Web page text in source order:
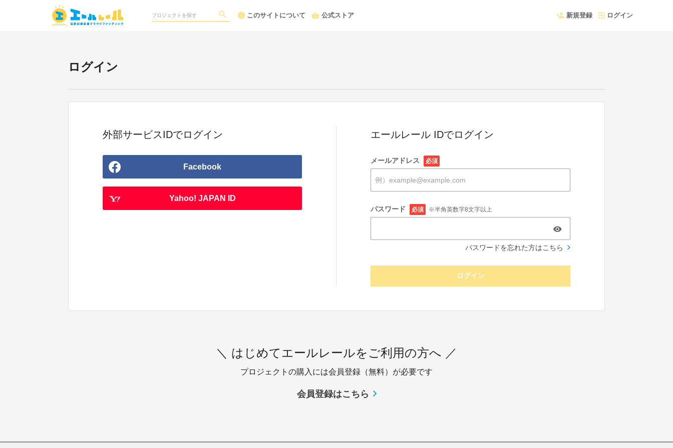
このサイトについて 公式ストア 新規登録 ログイン
ログイン
外部サービスIDでログイン
Facebook
Yahoo! JAPAN ID
エールレール IDでログイン
メールアドレス 必須
パスワード 必須 ※半角英数字8文字以上
パスワードを忘れた方はこちら
ログイン
＼ はじめてエールレールをご利用の方へ ／
プロジェクトの購入には会員登録（無料）が必要です
会員登録はこちら